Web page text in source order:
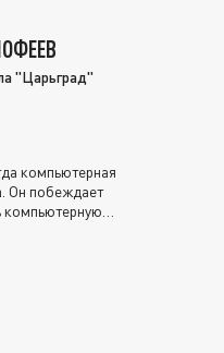
"Царьград"
компьютерная
Он побеждает
компьютерную